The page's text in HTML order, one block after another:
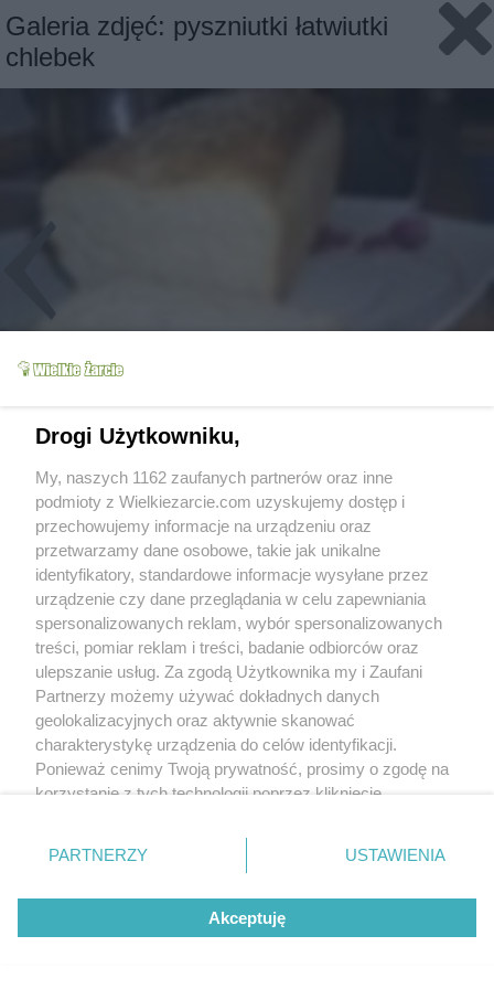
Galeria zdjęć: pyszniutki łatwiutki
chlebek
Slajd 3/3
Drogi Użytkowniku,
My, naszych 1162 zaufanych partnerów oraz inne
podmioty z Wielkiezarcie.com uzyskujemy dostęp i
przechowujemy informacje na urządzeniu oraz
przetwarzamy dane osobowe, takie jak unikalne
identyfikatory, standardowe informacje wysyłane przez
urządzenie czy dane przeglądania w celu zapewniania
spersonalizowanych reklam, wybór spersonalizowanych
treści, pomiar reklam i treści, badanie odbiorców oraz
ulepszanie usług. Za zgodą Użytkownika my i Zaufani
Partnerzy możemy używać dokładnych danych
geolokalizacyjnych oraz aktywnie skanować
charakterystykę urządzenia do celów identyfikacji.
Ponieważ cenimy Twoją prywatność, prosimy o zgodę na
korzystanie z tych technologii poprzez kliknięcie
zmienić/wycofać klikając przycisk ustawień prywatności
znajdujący się w lewym dolnym rogu strony
rodzaje przetwarzania danych nie wymagają zgody
użytkownika, ale masz prawo sprzeciwić się takiemu
przetwarzaniu. Preferencje będą miały zastosowania tylko
PARTNERZY USTAWIENIA
Akceptuję